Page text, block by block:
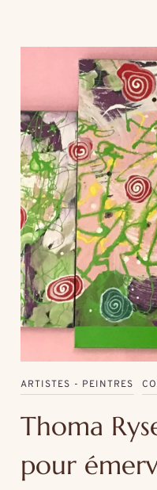
ARTISTES - PEINTRES
Thoma
pour